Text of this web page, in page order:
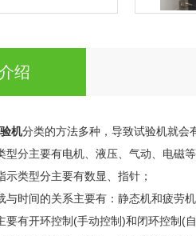
绍
机分类的方法多种，导致试验机就会
型分主要有电机、液压、气动、电磁等
示类型分主要有数显、指针；
与时间的关系主要有：静态机和疲劳机
要有开环控制(手动控制)和闭环控制(